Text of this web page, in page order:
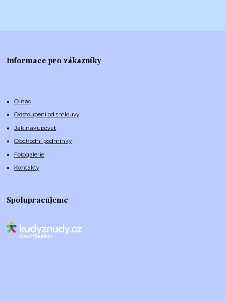
Informace pro zákazníky
O nás
Odstoupení od smlouvy
Jak nakupovat
Obchodní podmínky
Fotogalerie
Kontakty
Spolupracujeme